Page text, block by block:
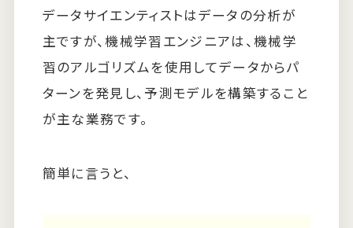
データサイエンティストはデータの分析が
主ですが、機械学習エンジニアは、機械学
習のアルゴリズムを使用してデータからパ
ターンを発見し、予測モデルを構築すること
が主な業務です。
簡単に言うと、